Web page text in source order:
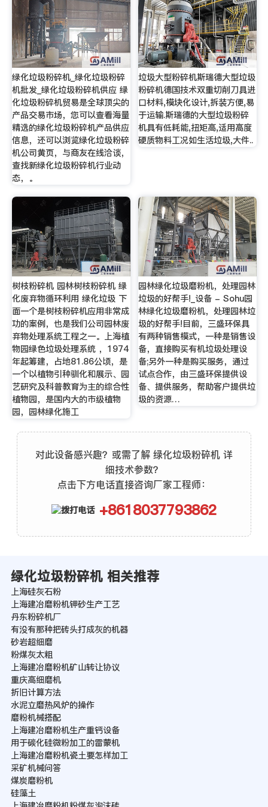
绿化垃圾粉碎机_绿化垃圾粉碎
机批发_绿化垃圾粉碎机供应 绿
化垃圾粉碎机贸易是全球顶尖的
产品交易市场，您可以查看海量
精选的绿化垃圾粉碎机产品供应
信息，还可以浏览绿化垃圾粉碎
机公司黄页，与商友在线洽谈，
查找新绿化垃圾粉碎机行业动
态，。
垃圾大型粉碎机斯瑞德大型垃圾
粉碎机德国技术双重切削刀具进
口材料,模块化设计,拆装方便,易
于运输.斯瑞德的大型垃圾粉碎
机具有低耗能,扭矩高,适用高度
硬质物料工况如生活垃圾,大件..
树枝粉碎机 园林树枝粉碎机 绿
化废弃物循环利用 绿化垃圾 下
面一个是树枝粉碎机应用非常成
功的案例，也是我们公司园林废
弃物处理系统工程之一。上海植
物园绿色垃圾处理系统 ，1974
年起筹建，占地81.86公顷，是
一个以植物引种驯化和展示、园
艺研究及科普教育为主的综合性
植物园，是国内大的市级植物
园，园林绿化施工
园林绿化垃圾磨粉机，处理园林
垃圾的好帮手!_设备 - Sohu园
林绿化垃圾磨粉机，处理园林垃
圾的好帮手!目前，三盛环保具
有两种销售模式，一种是销售设
备，直接购买有机垃圾处理设
备;另外一种是购买服务，通过
试点合作，由三盛环保提供设
备、提供服务，帮助客户提供垃
圾的资源…
对此设备感兴趣？或需了解 绿化垃圾粉碎机 详
细技术参数？
点击下方电话直接咨询厂家工程师：
+8618037793862
绿化垃圾粉碎机 相关推荐
上海硅灰石粉
上海建冶磨粉机钾砂生产工艺
丹东粉碎机厂
有没有那种把砖头打成灰的机器
砂岩超细磨
粉煤灰太粗
上海建冶磨粉机矿山转让协议
重庆高细磨机
折旧计算方法
水泥立磨热风炉的操作
磨粉机械搭配
上海建冶磨粉机生产重钙设备
用于碳化硅微粉加工的雷蒙机
上海建冶磨粉机瓷土要怎样加工
采矿机械问答
煤炭磨粉机
硅藻土